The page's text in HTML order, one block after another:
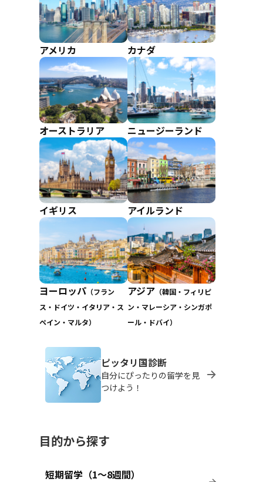
アメリカ カナダ
オーストラリア ニュージーランド
イギリス アイルランド
ヨーロッパ（フラン
ス・ドイツ・イタリア・ス
ペイン・マルタ）
アジア（韓国・フィリピ
ン・マレーシア・シンガポ
ール・ドバイ）
ピッタリ国診断
自分にぴったりの留学を見
つけよう！
目的から探す
短期留学（1～8週間）